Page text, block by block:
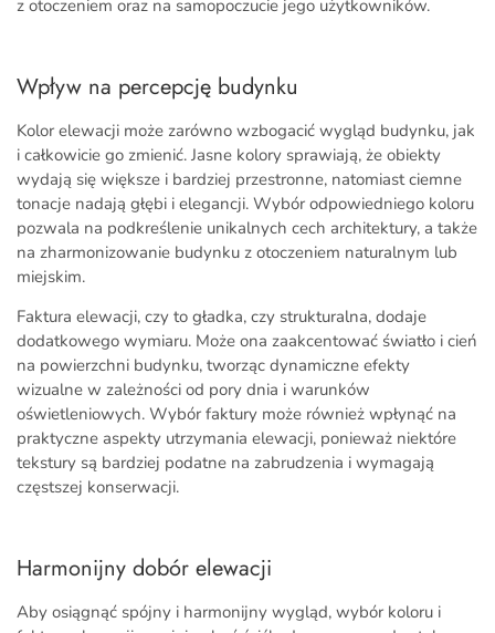
z otoczeniem oraz na samopoczucie jego użytkowników.
Wpływ na percepcję budynku
Kolor elewacji może zarówno wzbogacić wygląd budynku, jak
i całkowicie go zmienić. Jasne kolory sprawiają, że obiekty
wydają się większe i bardziej przestronne, natomiast ciemne
tonacje nadają głębi i elegancji. Wybór odpowiedniego koloru
pozwala na podkreślenie unikalnych cech architektury, a także
na zharmonizowanie budynku z otoczeniem naturalnym lub
miejskim.
Faktura elewacji, czy to gładka, czy strukturalna, dodaje
dodatkowego wymiaru. Może ona zaakcentować światło i cień
na powierzchni budynku, tworząc dynamiczne efekty
wizualne w zależności od pory dnia i warunków
oświetleniowych. Wybór faktury może również wpłynąć na
praktyczne aspekty utrzymania elewacji, ponieważ niektóre
tekstury są bardziej podatne na zabrudzenia i wymagają
częstszej konserwacji.
Harmonijny dobór elewacji
Aby osiągnąć spójny i harmonijny wygląd, wybór koloru i